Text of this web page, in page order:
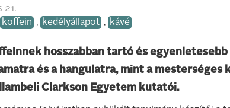
21.
koffein , kedélyállapot , kávé
hosszabban tartó és egyenletesebb
és a hangulatra, mint a
Clarkson Egyetem kutatói.